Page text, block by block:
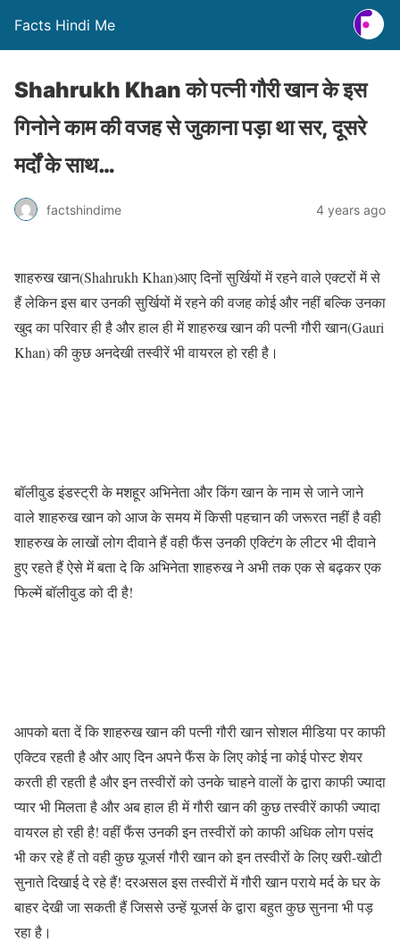
Facts Hindi Me
Shahrukh Khan को पत्नी गौरी खान के इस
गिनोने काम की वजह से जुकाना पड़ा था सर, दूसरे
मर्दों के साथ…
factshindime 4 years ago
शाहरुख खान(Shahrukh Khan)आए दिनों सुर्खियों में रहने वाले एक्टरों में से
हैं लेकिन इस बार उनकी सुर्खियों में रहने की वजह कोई और नहीं बल्कि उनका
खुद का परिवार ही है और हाल ही में शाहरुख खान की पत्नी गौरी खान(Gauri
Khan) की कुछ अनदेखी तस्वीरें भी वायरल हो रही है।
बॉलीवुड इंडस्ट्री के मशहूर अभिनेता और किंग खान के नाम से जाने जाने
वाले शाहरुख खान को आज के समय में किसी पहचान की जरूरत नहीं है वही
शाहरुख के लाखों लोग दीवाने हैं वही फैंस उनकी एक्टिंग के लीटर भी दीवाने
हुए रहते हैं ऐसे में बता दे कि अभिनेता शाहरुख ने अभी तक एक से बढ़कर एक
फिल्में बॉलीवुड को दी है!
आपको बता दें कि शाहरुख खान की पत्नी गौरी खान सोशल मीडिया पर काफी
एक्टिव रहती है और आए दिन अपने फैंस के लिए कोई ना कोई पोस्ट शेयर
करती ही रहती है और इन तस्वीरों को उनके चाहने वालों के द्वारा काफी ज्यादा
प्यार भी मिलता है और अब हाल ही में गौरी खान की कुछ तस्वीरें काफी ज्यादा
वायरल हो रही है! वहीं फैंस उनकी इन तस्वीरों को काफी अधिक लोग पसंद
भी कर रहे हैं तो वही कुछ यूजर्स गौरी खान को इन तस्वीरों के लिए खरी-खोटी
सुनाते दिखाई दे रहे हैं! दरअसल इस तस्वीरों में गौरी खान पराये मर्द के घर के
बाहर देखी जा सकती हैं जिससे उन्हें यूजर्स के द्वारा बहुत कुछ सुनना भी पड़
रहा है।